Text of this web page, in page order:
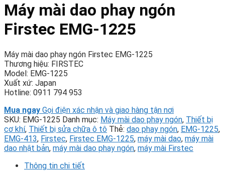
Máy mài dao phay ngón
Firstec EMG-1225
Máy mài dao phay ngón Firstec EMG-1225
Thương hiệu: FIRSTEC
Model: EMG-1225
Xuất xứ: Japan
Hotline: 0911 794 953
Mua ngay Gọi điện xác nhận và giao hàng tận nơi
SKU: EMG-1225 Danh mục: Máy mài dao phay ngón, Thiết bị
cơ khí, Thiết bị sửa chữa ô tô Thẻ: dao phay ngón, EMG-1225,
EMG-413, Firstec, Firstec EMG-1225, máy mài dao, máy mài
dao nhật bản, máy mài dao phay ngón, máy mài Firstec
Thông tin chi tiết